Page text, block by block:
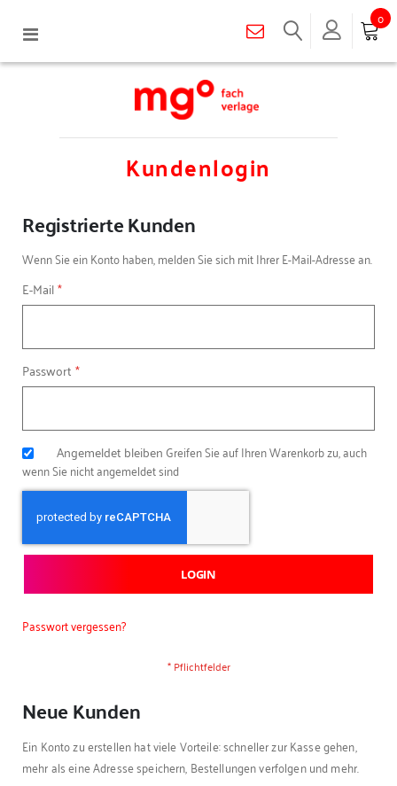
Navigation
0
Kundenlogin
Registrierte Kunden
Wenn Sie ein Konto haben, melden Sie sich mit Ihrer E-Mail-Adresse an.
E-Mail
Passwort
Angemeldet bleiben Greifen Sie auf Ihren Warenkorb zu, auch
wenn Sie nicht angemeldet sind
LOGIN
Passwort vergessen?
Neue Kunden
Ein Konto zu erstellen hat viele Vorteile: schneller zur Kasse gehen,
mehr als eine Adresse speichern, Bestellungen verfolgen und mehr.